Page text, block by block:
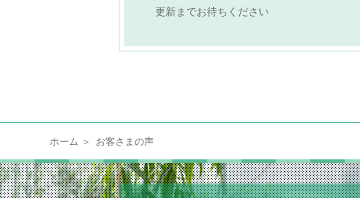
更新までお待ちください
ホーム お客さまの声